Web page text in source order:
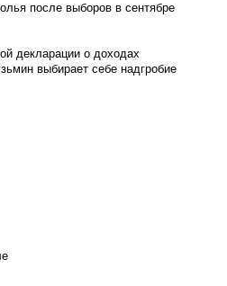
после выборов в сентябре
декларации о доходах
выбирает себе надгробие